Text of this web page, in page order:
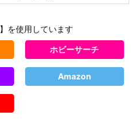
を使用しています
ホビーサーチ
Amazon